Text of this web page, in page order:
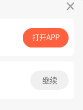
App免费看
打开APP
继续